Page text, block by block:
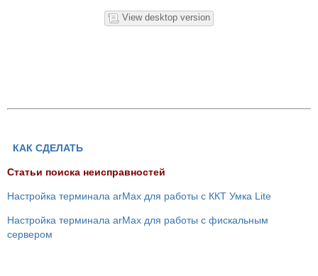
View desktop version
КАК СДЕЛАТЬ
Статьи поиска неисправностей
Настройка терминала arMax для работы с ККТ Умка Lite
Настройка терминала arMax для работы с фискальным
сервером